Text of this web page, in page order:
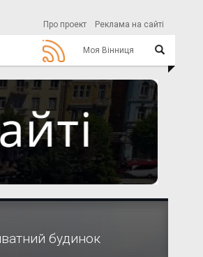
Про проект Реклама на сайті
Моя Вінниця
будинок